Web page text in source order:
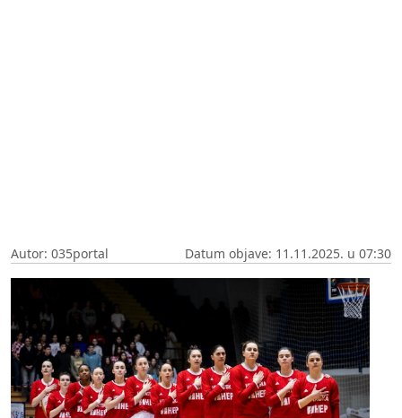
Autor: 035portal Datum objave: 11.11.2025. u 07:30